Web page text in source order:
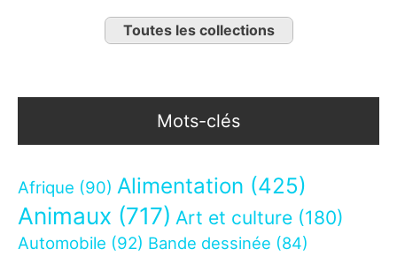
Toutes les collections
Mots-clés
Afrique (90) Alimentation (425)
Animaux (717) Art et culture (180)
Automobile (92) Bande dessinée (84)